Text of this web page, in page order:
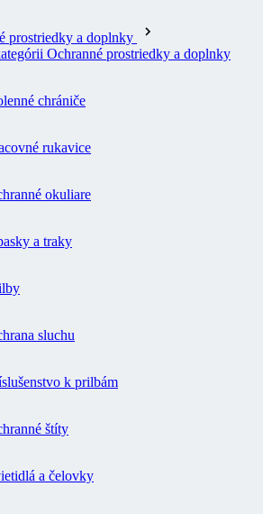
prostriedky a doplnky
Ochranné prostriedky a doplnky
chrániče
rukavice
okuliare
a traky
sluchu
k prilbám
štíty
a čelovky